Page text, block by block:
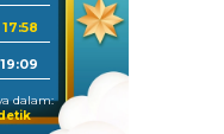
17:58
19:09
dalam: